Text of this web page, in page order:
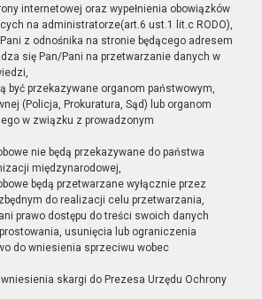
internetowej oraz wypełnienia obowiązków
na administratorze(art.6 ust.1 lit.c RODO),
z odnośnika na stronie będącego adresem
się Pan/Pani na przetwarzanie danych w
być przekazywane organom państwowym,
(Policja, Prokuratura, Sąd) lub organom
w związku z prowadzonym
nie będą przekazywane do państwa
międzynarodowej,
będą przetwarzane wyłącznie przez
do realizacji celu przetwarzania,
prawo dostępu do treści swoich danych
usunięcia lub ograniczenia
do wniesienia sprzeciwu wobec
skargi do Prezesa Urzędu Ochrony